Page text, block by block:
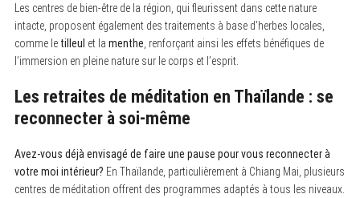
Les centres de bien-être de la région, qui fleurissent dans cette nature
intacte, proposent également des traitements à base d’herbes locales,
comme le tilleul et la menthe , renforçant ainsi les effets bénéfiques de
l’immersion en pleine nature sur le corps et l’esprit.
Les retraites de méditation en Thaïlande : se
reconnecter à soi-même
Avez-vous déjà envisagé de faire une pause pour vous reconnecter à
votre moi intérieur? En Thaïlande, particulièrement à Chiang Mai, plusieurs
centres de méditation offrent des programmes adaptés à tous les niveaux.